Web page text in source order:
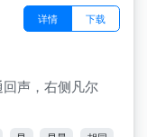
详情 下载
声，右侧凡尔